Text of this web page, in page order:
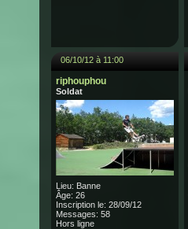
06/10/12 à 11:00
riphouphou
Soldat
Lieu: Banne
Âge: 26
Inscription le: 28/09/12
Messages: 58
Hors ligne